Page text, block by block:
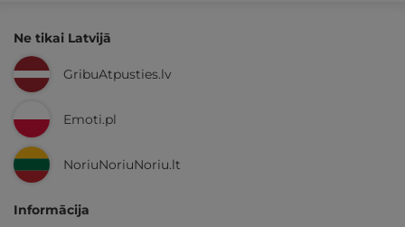
Ne tikai Latvijā
GribuAtpusties.lv
Emoti.pl
NoriuNoriuNoriu.lt
Informācija